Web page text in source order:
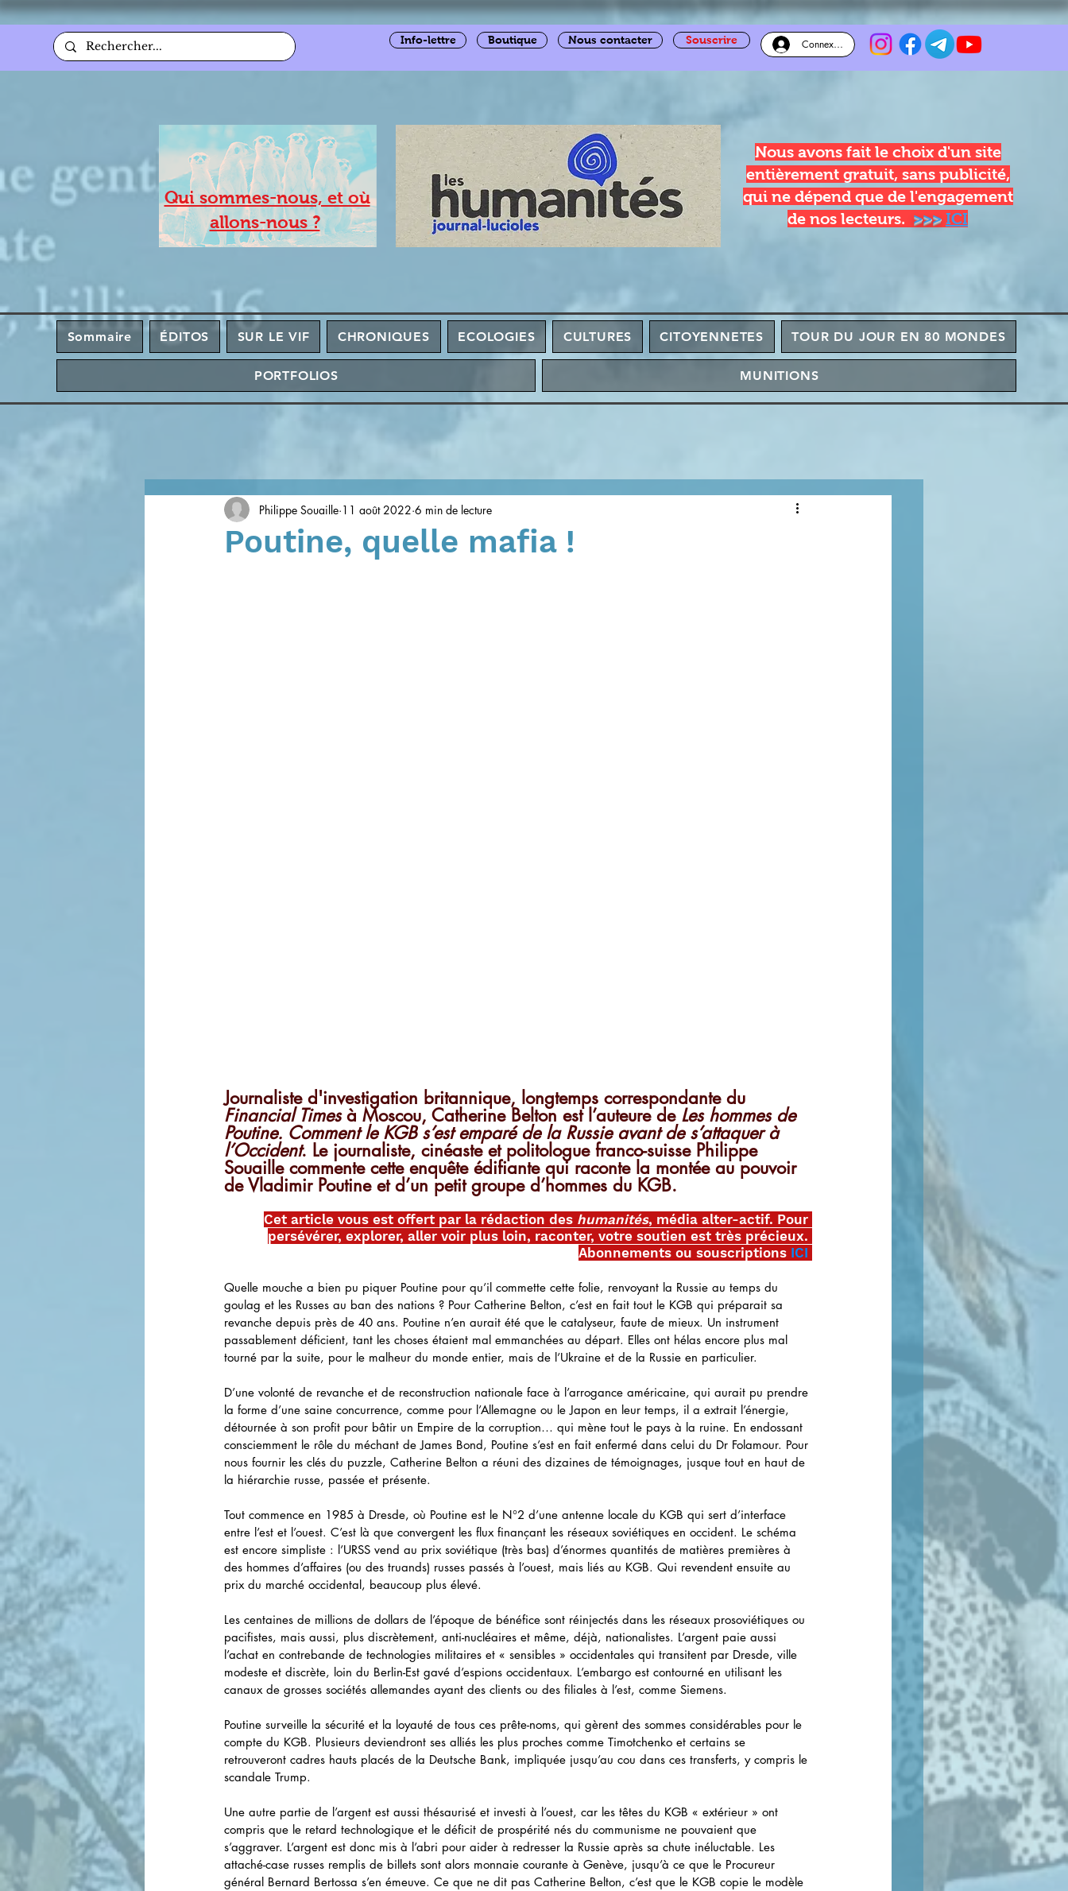
Info-lettre Boutique Nous contacter Souscrire Connexion
Qui sommes-nous, et où
allons-nous ?
Nous avons fait le choix d'un site
entièrement gratuit, sans publicité,
qui ne dépend que de l'engagement
de nos lecteurs. >>> ICI
Sommaire ÉDITOS SUR LE VIF CHRONIQUES ECOLOGIES CULTURES CITOYENNETES TOUR DU JOUR EN 80 MONDES
PORTFOLIOS MUNITIONS
Poutine, quelle mafia !
Philippe Souaille 11 août 2022 6 min de lecture
Journaliste d'investigation britannique, longtemps correspondante du
Financial Times à Moscou, Catherine Belton est l’auteure de Les hommes de
Poutine. Comment le KGB s’est emparé de la Russie avant de s’attaquer à
l’Occident. Le journaliste, cinéaste et politologue franco-suisse Philippe
Souaille commente cette enquête édifiante qui raconte la montée au pouvoir
de Vladimir Poutine et d’un petit groupe d’hommes du KGB.
Cet article vous est offert par la rédaction des humanités, média alter-actif. Pour
persévérer, explorer, aller voir plus loin, raconter, votre soutien est très précieux.
Abonnements ou souscriptions ICI
Quelle mouche a bien pu piquer Poutine pour qu’il commette cette folie, renvoyant la Russie au temps du
goulag et les Russes au ban des nations ? Pour Catherine Belton, c’est en fait tout le KGB qui préparait sa
revanche depuis près de 40 ans. Poutine n’en aurait été que le catalyseur, faute de mieux. Un instrument
passablement déficient, tant les choses étaient mal emmanchées au départ. Elles ont hélas encore plus mal
tourné par la suite, pour le malheur du monde entier, mais de l’Ukraine et de la Russie en particulier.
D’une volonté de revanche et de reconstruction nationale face à l’arrogance américaine, qui aurait pu prendre
la forme d’une saine concurrence, comme pour l’Allemagne ou le Japon en leur temps, il a extrait l’énergie,
détournée à son profit pour bâtir un Empire de la corruption… qui mène tout le pays à la ruine. En endossant
consciemment le rôle du méchant de James Bond, Poutine s’est en fait enfermé dans celui du Dr Folamour. Pour
nous fournir les clés du puzzle, Catherine Belton a réuni des dizaines de témoignages, jusque tout en haut de
la hiérarchie russe, passée et présente.
Tout commence en 1985 à Dresde, où Poutine est le N°2 d’une antenne locale du KGB qui sert d’interface
entre l’est et l’ouest. C’est là que convergent les flux finançant les réseaux soviétiques en occident. Le schéma
est encore simpliste : l’URSS vend au prix soviétique (très bas) d’énormes quantités de matières premières à
des hommes d’affaires (ou des truands) russes passés à l’ouest, mais liés au KGB. Qui revendent ensuite au
prix du marché occidental, beaucoup plus élevé.
Les centaines de millions de dollars de l’époque de bénéfice sont réinjectés dans les réseaux prosoviétiques ou
pacifistes, mais aussi, plus discrètement, anti-nucléaires et même, déjà, nationalistes. L’argent paie aussi
l’achat en contrebande de technologies militaires et « sensibles » occidentales qui transitent par Dresde, ville
modeste et discrète, loin du Berlin-Est gavé d’espions occidentaux. L’embargo est contourné en utilisant les
canaux de grosses sociétés allemandes ayant des clients ou des filiales à l’est, comme Siemens.
Poutine surveille la sécurité et la loyauté de tous ces prête-noms, qui gèrent des sommes considérables pour le
compte du KGB. Plusieurs deviendront ses alliés les plus proches comme Timotchenko et certains se
retrouveront cadres hauts placés de la Deutsche Bank, impliquée jusqu’au cou dans ces transferts, y compris le
scandale Trump.
Une autre partie de l’argent est aussi thésaurisé et investi à l’ouest, car les têtes du KGB « extérieur » ont
compris que le retard technologique et le déficit de prospérité nés du communisme ne pouvaient que
s’aggraver. L’argent est donc mis à l’abri pour aider à redresser la Russie après sa chute inéluctable. Les
attaché-case russes remplis de billets sont alors monnaie courante à Genève, jusqu’à ce que le Procureur
général Bernard Bertossa s’en émeuve. Ce que ne dit pas Catherine Belton, c’est que le KGB copie le modèle